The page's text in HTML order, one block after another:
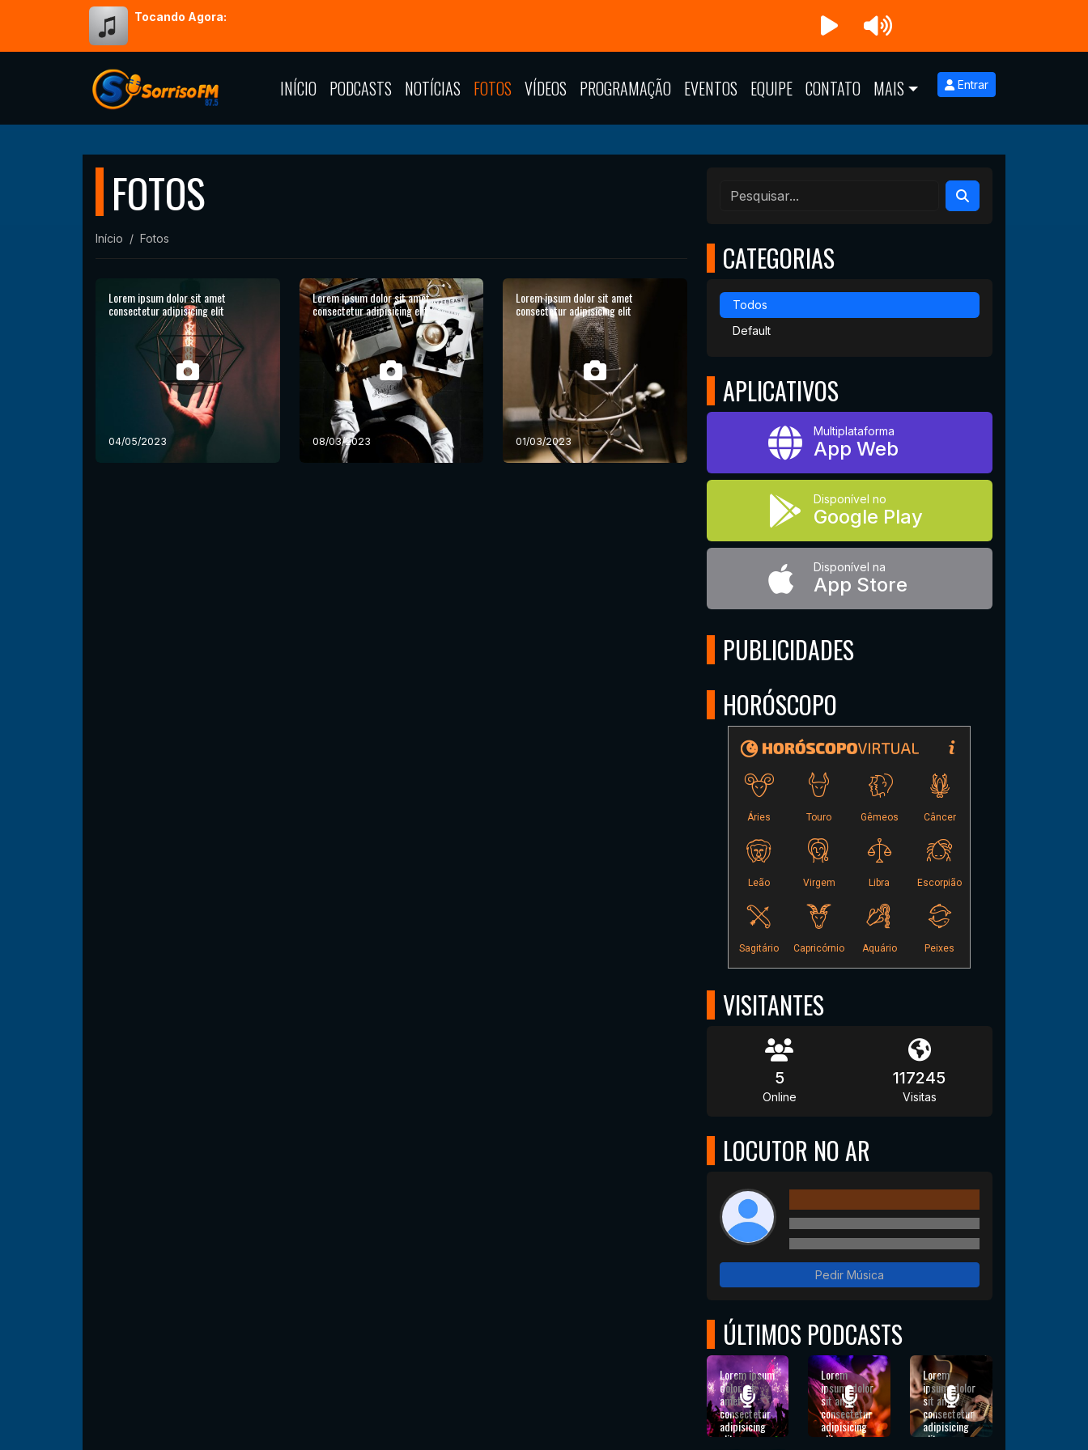
Tocando Agora:
INÍCIO PODCASTS NOTÍCIAS FOTOS VÍDEOS PROGRAMAÇÃO EVENTOS EQUIPE CONTATO MAIS Entrar
FOTOS
Início Fotos
Lorem ipsum dolor sit amet
consectetur adipisicing elit
04/05/2023
Lorem ipsum dolor sit amet
consectetur adipisicing elit
08/03/2023
Lorem ipsum dolor sit amet
consectetur adipisicing elit
01/03/2023
CATEGORIAS
Todos
Default
APLICATIVOS
Multiplataforma
App Web
Disponível no
Google Play
Disponível na
App Store
PUBLICIDADES
HORÓSCOPO
VISITANTES
5
Online
117245
Visitas
LOCUTOR NO AR
Pedir Música
ÚLTIMOS PODCASTS
Lorem ipsum
dolor sit
amet
consectetur
adipisicing
elit.
Lorem
ipsum, dolor
sit amet
consectetur
adipisicing
elit.
Lorem
ipsum, dolor
sit amet
consectetur
adipisicing
elit.